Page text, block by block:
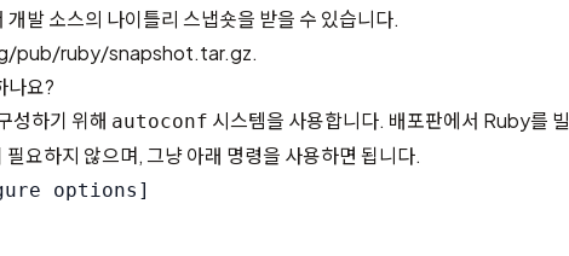
발 소스의 나이틀리 스냅숏을 받을 수 있습니다.
pub/ruby/snapshot.tar.gz.
나요?
성하기 위해 autoconf 시스템을 사용합니다. 배포판에서 Ruby를 빌
필요하지 않으며, 그냥 아래 명령을 사용하면 됩니다.
options]